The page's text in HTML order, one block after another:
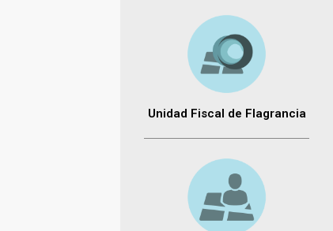
Unidad Fiscal de Flagrancia